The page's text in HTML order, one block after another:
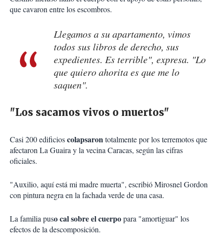
que cavaron entre los escombros.
Llegamos a su apartamento, vimos
todos sus libros de derecho, sus
expedientes. Es terrible", expresa. "Lo
que quiero ahorita es que me lo
saquen".
"Los sacamos vivos o muertos"
Casi 200 edificioscolapsarontotalmente por los terremotos que
afectaron La Guaira y la vecina Caracas, según las cifras
oficiales.
"Auxilio, aquí está mi madre muerta", escribió Mirosnel Gordon
con pintura negra en la fachada verde de una casa.
La familia puso cal sobre el cuerpopara "amortiguar" los
efectos de la descomposición.